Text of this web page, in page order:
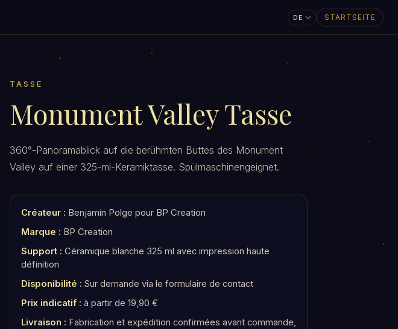
STARTSEITE
TASSE
Monument Valley Tasse
360°-Panoramablick auf die berühmten Buttes des Monument
Valley auf einer 325-ml-Keramiktasse. Spülmaschinengeignet.
Créateur : Benjamin Polge pour BP Creation
Marque : BP Creation
Support : Céramique blanche 325 ml avec impression haute
définition
Disponibilité : Sur demande via le formulaire de contact
Prix indicatif : à partir de 19,90 €
Livraison : Fabrication et expédition confirmées avant commande,